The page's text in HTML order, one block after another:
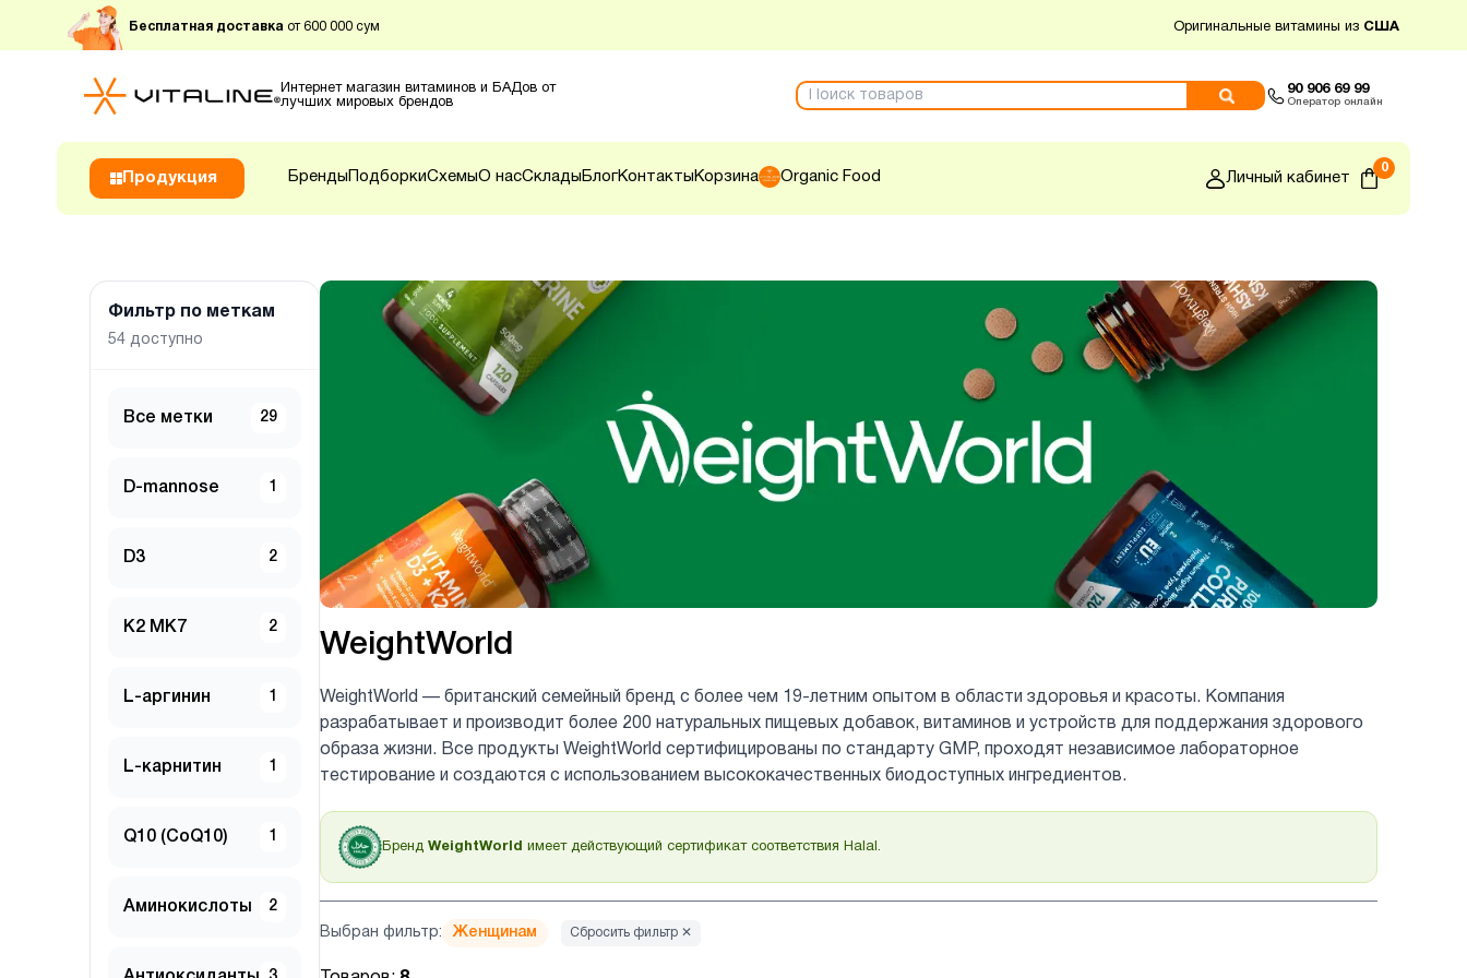
Бесплатная доставка от 600 000 сум Оригинальные витамины из США
Интернет магазин витаминов и БАДов от
лучших мировых брендов
90 906 69 99
Оператор онлайн
Продукция Бренды ПодборкиСхемыО насСклады БлогКонтакты Корзина Organic Food Личный кабинет
0
Фильтр по меткам
54 доступно
Все метки 29
D-mannose 1
D3 2
K2 MK7 2
L-аргинин 1
L-карнитин 1
Q10 (CoQ10) 1
Аминокислоты 2
WeightWorld
WeightWorld — британский семейный бренд с более чем 19-летним опытом в области здоровья и красоты. Компания
разрабатывает и производит более 200 натуральных пищевых добавок, витаминов и устройств для поддержания здорового
образа жизни. Все продукты WeightWorld сертифицированы по стандарту GMP, проходят независимое лабораторное
тестирование и создаются с использованием высококачественных биодоступных ингредиентов.
Бренд WeightWorld имеет действующий сертификат соответствия Halal.
Выбран фильтр: Женщинам Сбросить фильтр ✕